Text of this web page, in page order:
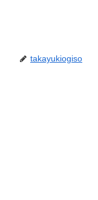
takayukiogiso